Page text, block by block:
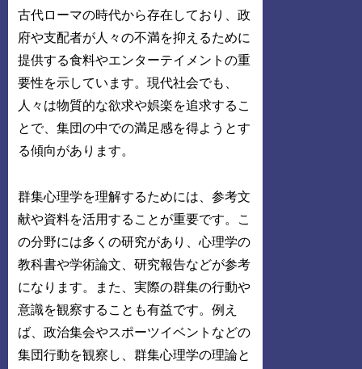
古代ローマの時代から存在しており、政
府や支配者が人々の不満を抑えるために
提供する食料やエンターテイメントの重
要性を示しています。現代社会でも、
人々は物質的な欲求や娯楽を追求するこ
とで、集団の中での満足感を得ようとす
る傾向があります。
群集心理学を理解するためには、参考文
献や資料を活用することが重要です。こ
の分野には多くの研究があり、心理学の
教科書や学術論文、研究報告などが参考
になります。また、実際の群集の行動や
意識を観察することも有益です。例え
ば、政治集会やスポーツイベントなどの
集団行動を観察し、群集心理学の理論と